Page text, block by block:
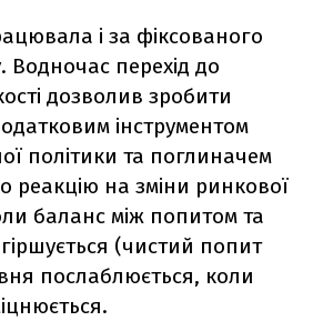
і за фіксованого
Водночас перехід до
дозволив зробити
інструментом
політики та поглиначем
реакцію на зміни ринкової
баланс між попитом та
(чистий попит
послаблюється, коли